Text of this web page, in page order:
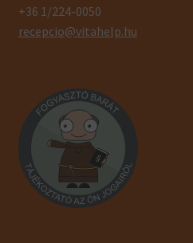
+36 1/224-0050
recepcio@vitahelp.hu